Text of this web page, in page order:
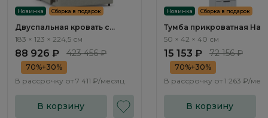
Новинка Сборка в подарок
Двуспальная кровать с
подъемным механизмом
Наполи / Napoli NK243.07
183 × 123 × 224,5 см
88 926 ₽ 423 456 ₽
70%+30%
В рассрочку от 7 411 ₽/месяц
В корзину
Новинка Сборка в подарок
Тумба прикроватная
/ Napoli NP001.1
50 × 42 × 40 см
15 153 ₽ 72 156 ₽
70%+30%
В рассрочку от 1 263 ₽/
В корзину